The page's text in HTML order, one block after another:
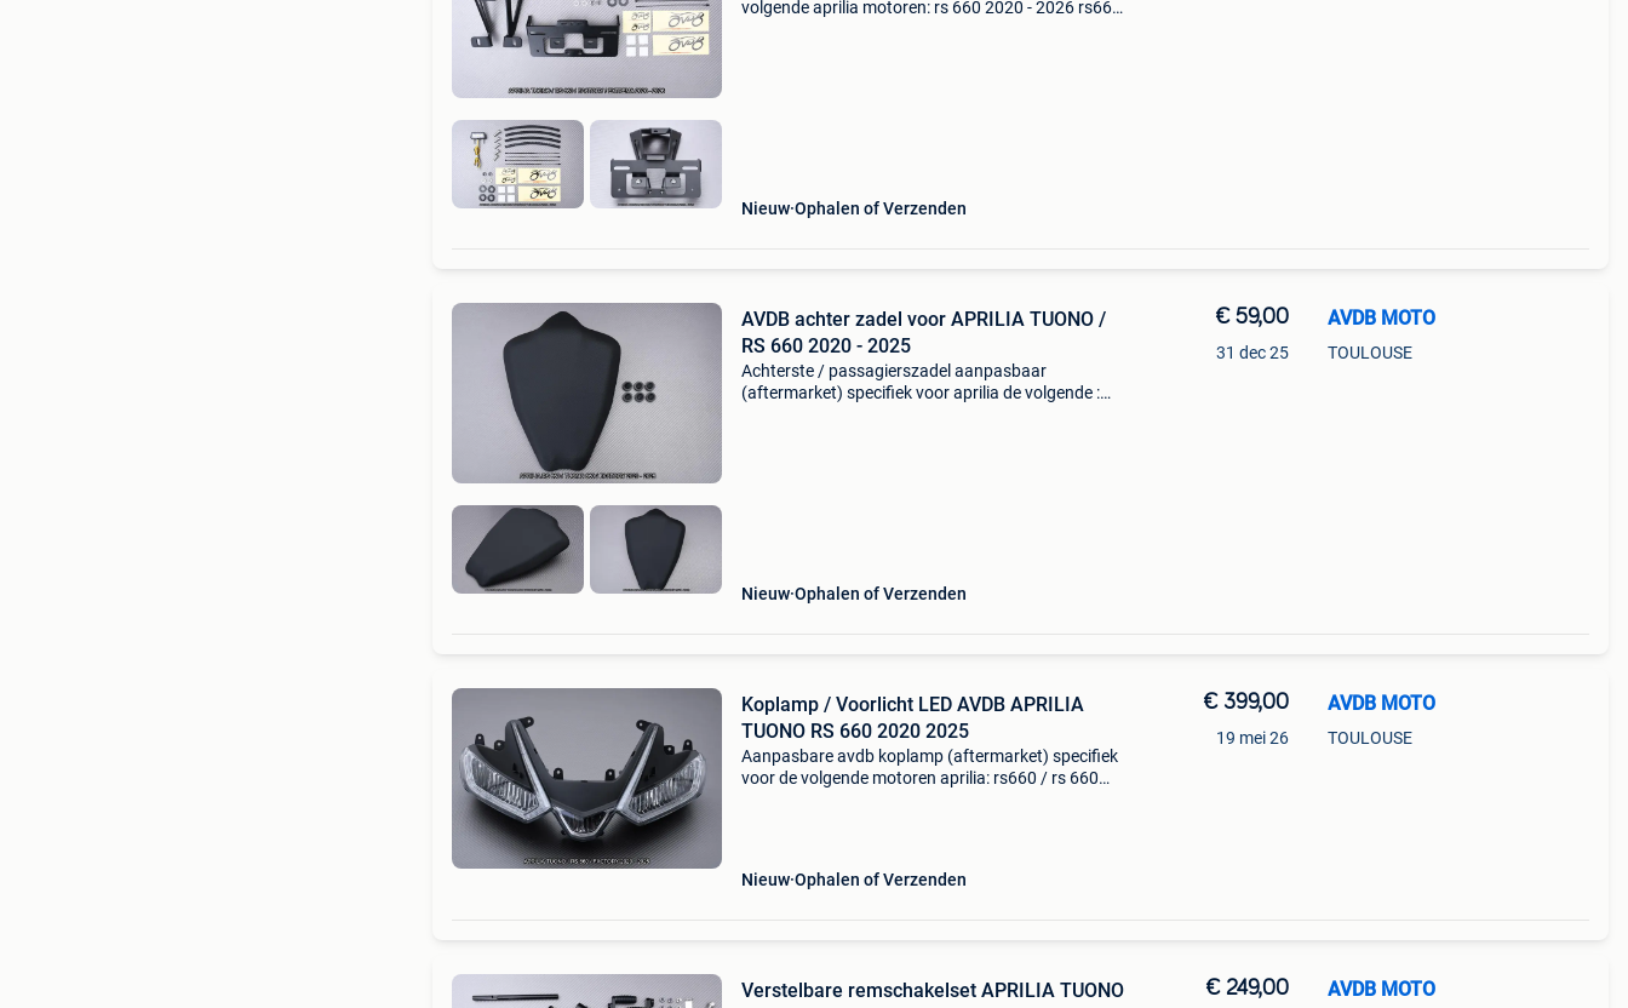
volgende aprilia motoren: rs 660 2020 - 2026 rs660
Nieuw Ophalen of Verzenden
AVDB achter zadel voor APRILIA TUONO /
RS 660 2020 - 2025
Achterste / passagierszadel aanpasbaar
(aftermarket) specifiek voor aprilia de volgende :
Nieuw Ophalen of Verzenden
€ 59,00
31 dec 25
AVDB MOTO
TOULOUSE
Koplamp / Voorlicht LED AVDB APRILIA
TUONO RS 660 2020 2025
Aanpasbare avdb koplamp (aftermarket) specifiek
voor de volgende motoren aprilia: rs660 / rs 660
Nieuw Ophalen of Verzenden
€ 399,00
19 mei 26
AVDB MOTO
TOULOUSE
Verstelbare remschakelset APRILIA TUONO
€ 249,00 AVDB MOTO